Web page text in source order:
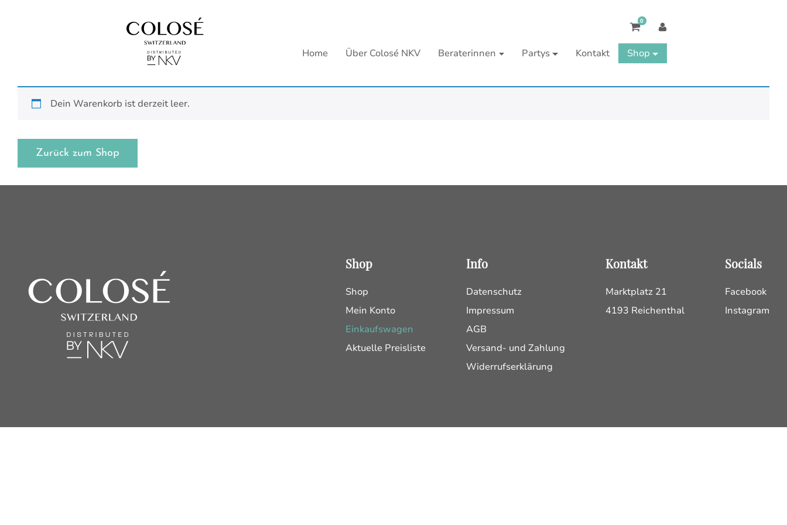
0
Home Über Colosé NKV Beraterinnen Partys Kontakt Shop
Dein Warenkorb ist derzeit leer.
Zurück zum Shop
Shop
Shop
Mein Konto
Einkaufswagen
Aktuelle Preisliste
Info
Datenschutz
Impressum
AGB
Versand- und Zahlung
Widerrufserklärung
Kontakt
Marktplatz 21
4193 Reichenthal
Socials
Facebook
Instagram